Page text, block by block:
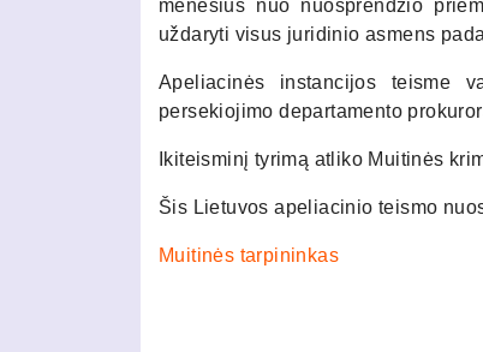
mėnesius nuo nuosprendžio
uždaryti visus juridinio asmens
Apeliacinės instancijos teisme
persekiojimo departamento
Ikiteisminį tyrimą atliko Muitinės
Šis Lietuvos apeliacinio teismo
Muitinės tarpininkas